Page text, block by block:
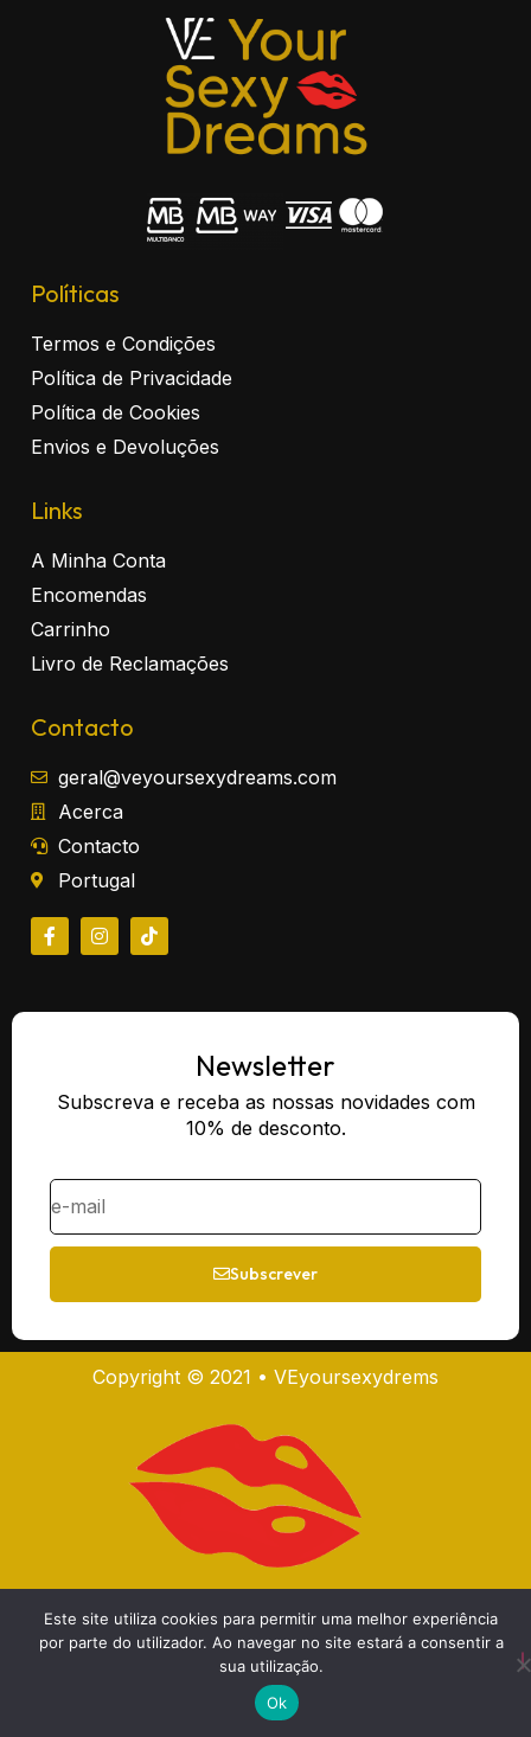
Políticas
Termos e Condições
Política de Privacidade
Política de Cookies
Envios e Devoluções
Links
A Minha Conta
Encomendas
Carrinho
Livro de Reclamações
Contacto
geral@veyoursexydreams.com
Acerca
Contacto
Portugal
Newsletter
Subscreva e receba as nossas novidades com
10% de desconto.
Subscrever
Copyright © 2021 • VEyoursexydrems
Este site utiliza cookies para permitir uma melhor experiência
por parte do utilizador. Ao navegar no site estará a consentir a
sua utilização.
Ok